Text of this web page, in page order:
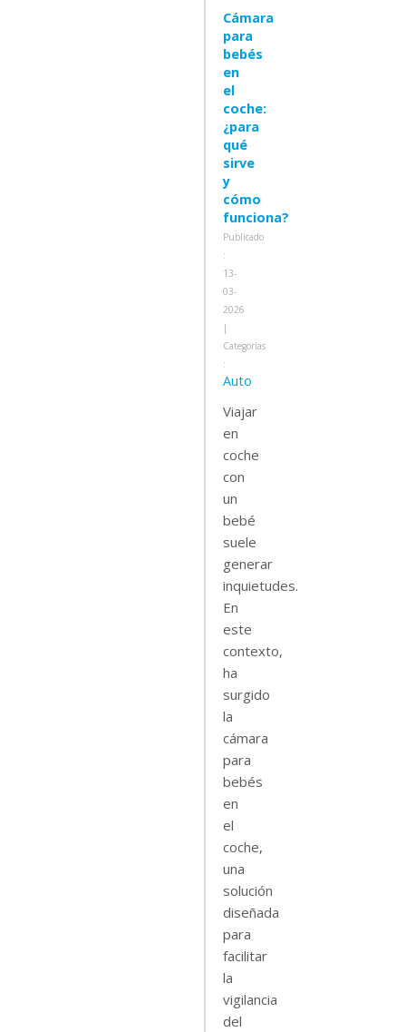
Cámara
para
bebés
en
el
coche:
¿para
qué
sirve
y
cómo
funciona?
Publicado
:
13-
03-
2026
|
Categorías
:
Auto
Viajar
en
coche
con
un
bebé
suele
generar
inquietudes.
En
este
contexto,
ha
surgido
la
cámara
para
bebés
en
el
coche,
una
solución
diseñada
para
facilitar
la
vigilancia
del